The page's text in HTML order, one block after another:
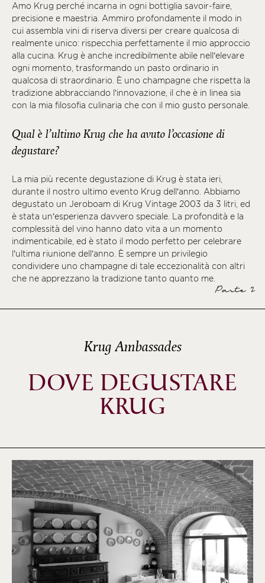
Amo Krug perché incarna in ogni bottiglia savoir-faire,
precisione e maestria. Ammiro profondamente il modo in
cui assembla vini di riserva diversi per creare qualcosa di
realmente unico: rispecchia perfettamente il mio approccio
alla cucina. Krug è anche incredibilmente abile nell’elevare
ogni momento, trasformando un pasto ordinario in
qualcosa di straordinario. È uno champagne che rispetta la
tradizione abbracciando l’innovazione, il che è in linea sia
con la mia filosofia culinaria che con il mio gusto personale.
Qual è l’ultimo Krug che ha avuto l’occasione di
degustare?
La mia più recente degustazione di Krug è stata ieri,
durante il nostro ultimo evento Krug dell’anno. Abbiamo
degustato un Jeroboam di Krug Vintage 2003 da 3 litri, ed
è stata un’esperienza davvero speciale. La profondità e la
complessità del vino hanno dato vita a un momento
indimenticabile, ed è stato il modo perfetto per celebrare
l’ultima riunione dell’anno. È sempre un privilegio
condividere uno champagne di tale eccezionalità con altri
che ne apprezzano la tradizione tanto quanto me.
Parte 2
Krug Ambassades
DOVE DEGUSTARE
KRUG